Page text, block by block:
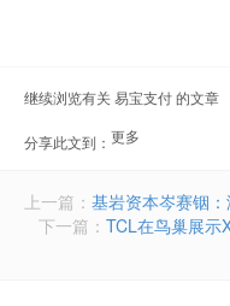
继续浏览有关 易宝支付 的文章
分享此文到： 更多
Math.ceil(new Date()/3600000)
上一篇： 基岩资本岑赛铟
下一篇： TCL在鸟巢展示